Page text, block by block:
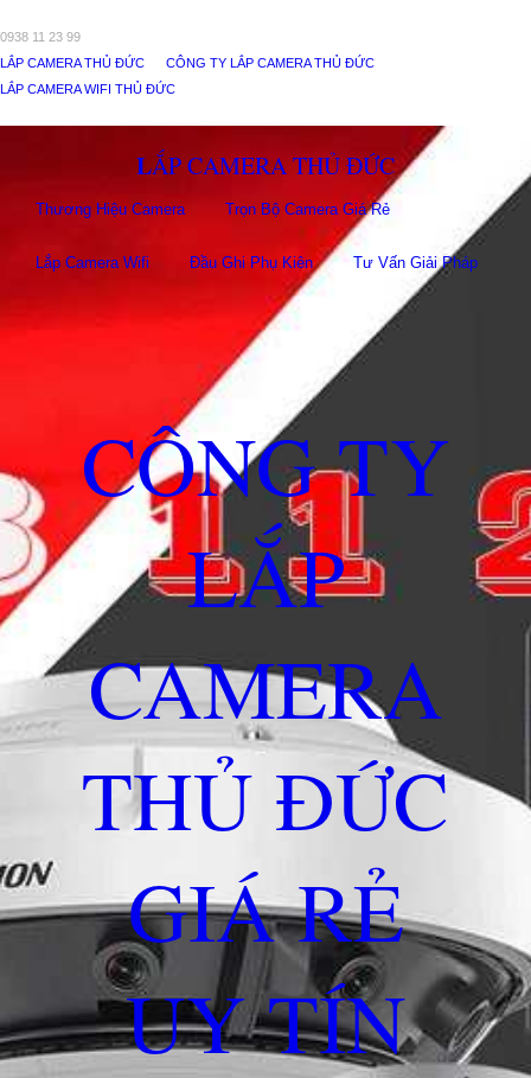
0938 11 23 99
LẮP CAMERA THỦ ĐỨC
CÔNG TY LẮP CAMERA THỦ ĐỨC
LẮP CAMERA WIFI THỦ ĐỨC
LẮP CAMERA THỦ ĐỨC
Thương Hiệu Camera Trọn Bộ Camera Giá Rẻ
Lắp Camera Wifi Đầu Ghi Phụ Kiên Tư Vấn Giải Pháp
CÔNG TY
LẮP
CAMERA
THỦ ĐỨC
GIÁ RẺ
UY TÍN